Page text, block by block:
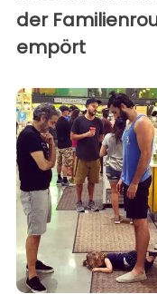
der
empört